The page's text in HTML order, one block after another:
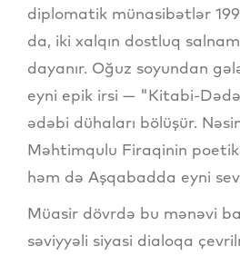
diplomatik münasibətlər
da, iki xalqın dostluq
dayanır. Oğuz soyundan
eyni epik irsi — "Kitabi-
ədəbi dühaları bölüşür.
Məhtimqulu Firaqinin poetik
həm də Aşqabadda eyni
Müasir dövrdə bu mənəvi
səviyyəli siyasi dialoqa